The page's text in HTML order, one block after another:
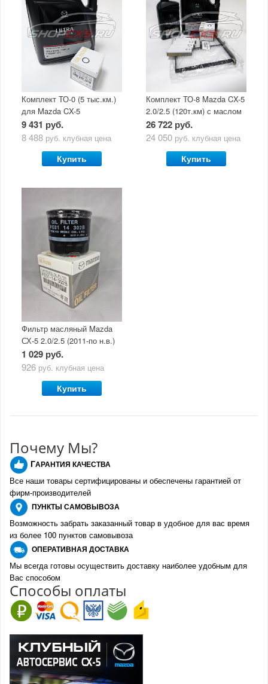
Комплект ТО-0 (5 тыс.км.)
для Mazda CX-5
(двигатель 2.0/2.5) с
маслом Mazda Original Oil
9 431 руб.
8 488 руб. клубная цена
Купить
Комплект ТО-8 Mazda CX-5
2.0/2.5 (120т.км) с маслом
Mazda Original Oil Ultra
5W30
26 722 руб.
24 050 руб. клубная цена
Купить
Фильтр масляный Mazda
СХ-5 2.0/2.5 (2011-по н.в.)
1 029 руб.
926 руб. клубная цена
Купить
Почему Мы?
ГАРАНТИЯ КАЧЕСТВА
Все наши товары сертифицированы и обеспечены гарантией от
фирм-производителей
ПУНКТЫ САМОВЫВОЗА
Возможность забрать заказанный товар в удобное для вас время
из более 100 пунктов самовывоза
ОПЕРАТИВНАЯ ДОСТАВКА
Мы всегда готовы осуществить доставку наиболее удобным для
Вас способом
Способы оплаты